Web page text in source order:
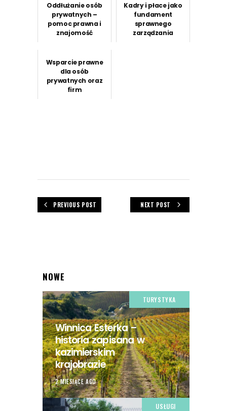
Oddłużanie osób
prywatnych –
pomoc prawna i
znajomość
zadłużenia
Kadry i płace jako
fundament
sprawnego
zarządzania
Wsparcie prawne
dla osób
prywatnych oraz
firm
PREVIOUS POST NEXT POST
NOWE
TURYSTYKA
Winnica Esterka –
historia zapisana w
kazimierskim
krajobrazie
2 MIESIĄCE AGO
USŁUGI